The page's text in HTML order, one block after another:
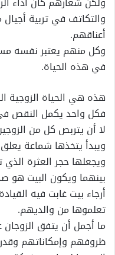
والتكاتف في تربية أجيال
أعناقهم.
وكل منهم يعتبر نفسه
في هذه الحياة.
هذه هي الحياة الزوجية
فكل واحد يكمل النقص
لا أن يتربص كل من
ويبدأ يتخذها شماعة
ويجعلها حجر العثرة
بينهما ويكون البيت هو
أرجاء بيت غابت فيه
تعلموها من والديهم.
ما أجمل أن يتفق
ظروفهم وإمكاناتهم